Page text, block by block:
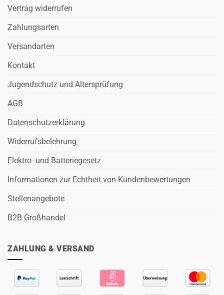
Vertrag widerrufen
Zahlungsarten
Versandarten
Kontakt
Jugendschutz und Altersprüfung
AGB
Datenschutzerklärung
Widerrufsbelehrung
Elektro- und Batteriegesetz
Informationen zur Echtheit von Kundenbewertungen
Stellenangebote
B2B Großhandel
ZAHLUNG & VERSAND